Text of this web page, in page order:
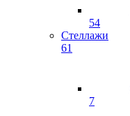
54
Стеллажи
61
7